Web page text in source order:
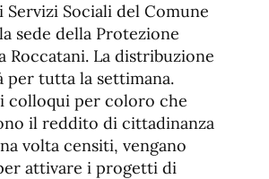
Servizi Sociali del Comune
sede della Protezione
Roccatani. La distribuzione
per tutta la settimana.
colloqui per coloro che
il reddito di cittadinanza
volta censiti, vengano
attivare i progetti di